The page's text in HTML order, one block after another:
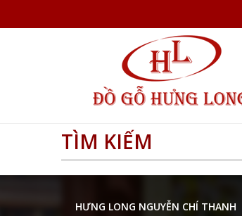
TÌM KIẾM
HƯNG LONG NGUYỄN CHÍ THANH